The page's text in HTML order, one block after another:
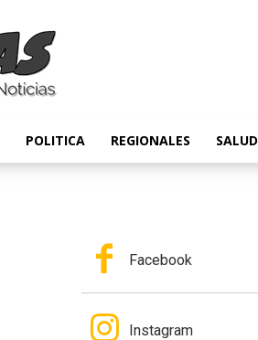
POLITICA REGIONALES SALUD
Facebook
Instagram